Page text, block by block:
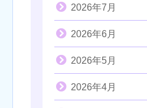
2026年7月
2026年6月
2026年5月
2026年4月